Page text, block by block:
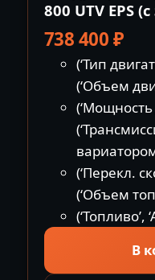
800 UTV EPS
738 400₽
(‘Тип
(‘Объем
(‘Мощность
(‘Перекл.
(‘Объем
(‘Топливо’,
В